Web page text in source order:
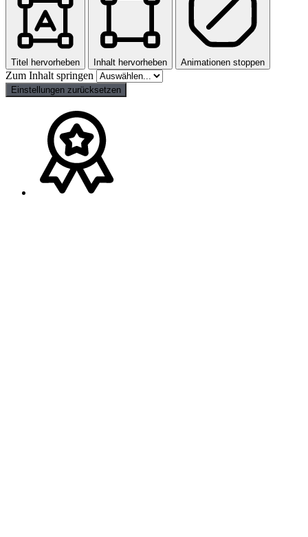
Titel hervorheben Inhalt hervorheben Animationen stoppen
Zum Inhalt springen
Einstellungen zurücksetzen